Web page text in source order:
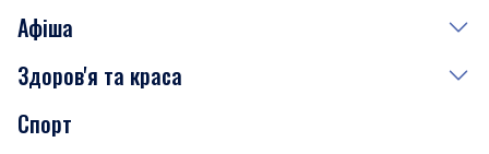
Афіша
Сьогодні
Завтра
Здоров'я та краса
Медицина
Спорт